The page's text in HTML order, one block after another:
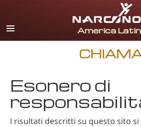
Esonero di
I risultati descritti su questo sito si